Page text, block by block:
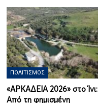
ΠΟΛΙΤΙΣΜΌΣ
«ΑΡΚΑΔΕΙΑ 2026» στο Ίνι:
Από τη φημισμένη